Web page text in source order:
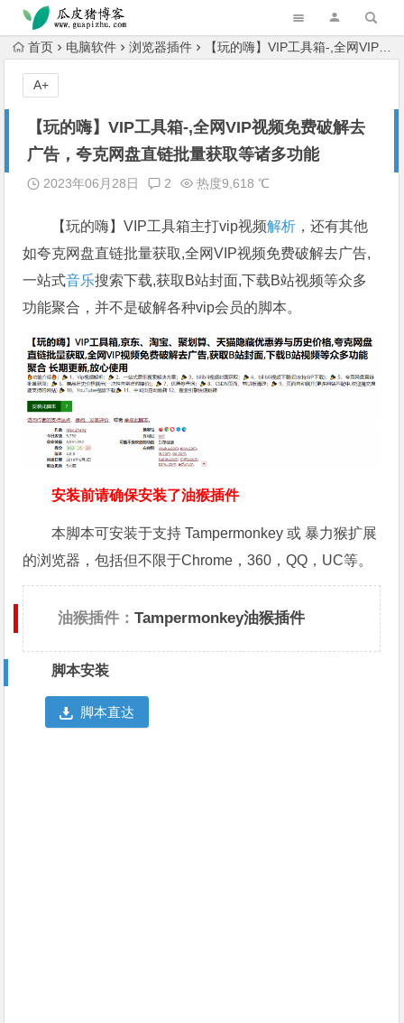
跳转到主内容
首页 电脑软件 浏览器插件 【玩的嗨】VIP工具箱-,全网VIP视频免费破解去广告，夸克网盘直链批量获取等诸多功能
【玩的嗨】VIP工具箱-,全网VIP视频免费破解去
广告，夸克网盘直链批量获取等诸多功能
2023年06月28日 2 热度9,618 ℃
【玩的嗨】VIP工具箱主打vip视频解析 ，还有其他
如夸克网盘直链批量获取,全网VIP视频免费破解去广告,
一站式音乐搜索下载,获取B站封面,下载B站视频等众多
功能聚合，并不是破解各种vip会员的脚本。
安装前请确保安装了油猴插件
本脚本可安装于支持 Tampermonkey 或 暴力猴扩展
的浏览器，包括但不限于Chrome，360，QQ，UC等。
油猴插件：Tampermonkey油猴插件
脚本安装
脚本直达
A+